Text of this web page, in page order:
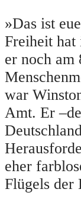
»Das ist
Freiheit hat
er noch am
war
Amt. Er
eher
Flügels der